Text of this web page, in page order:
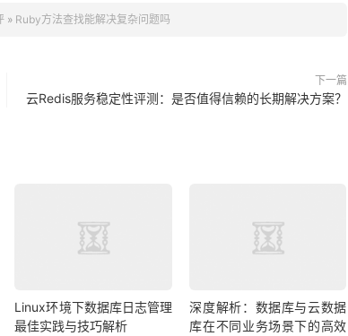
» Ruby方法查找能解决复杂问题吗
下一篇
云Redis服务稳定性评测：是否值得信赖的长期解决方案？
Linux环境下数据库日志管理
最佳实践与技巧解析
深度解析：数据库与云数据
库在不同业务场景下的高效